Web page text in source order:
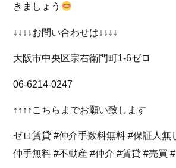
きましょう
↓↓↓↓お問い合わせは↓↓↓↓
大阪市中央区宗右衛門町1-6ゼロ
06-6214-0247
↑↑↑↑こちらまでお願い致します
ゼロ賃貸 #仲介手数料無料 #保証人無
仲手無料 #不動産 #仲介 #賃貸 #売買